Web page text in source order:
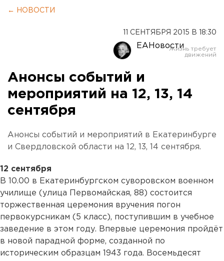
← НОВОСТИ
11 СЕНТЯБРЯ 2015 В 18:30
ЕАНовости
Анонсы событий и
мероприятий на 12, 13, 14
сентября
Анонсы событий и мероприятий в Екатеринбурге
и Свердловской области на 12, 13, 14 сентября.
12 сентября
В 10.00 в Екатеринбургском суворовском военном
училище (улица Первомайская, 88) состоится
торжественная церемония вручения погон
первокурсникам (5 класс), поступившим в учебное
заведение в этом году. Впервые церемония пройдёт
в новой парадной форме, созданной по
историческим образцам 1943 года. Восемьдесят